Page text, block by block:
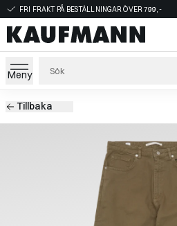
FRI FRAKT PÅ BESTÄLLNINGAR ÖVER 799,-
Meny
Tillbaka